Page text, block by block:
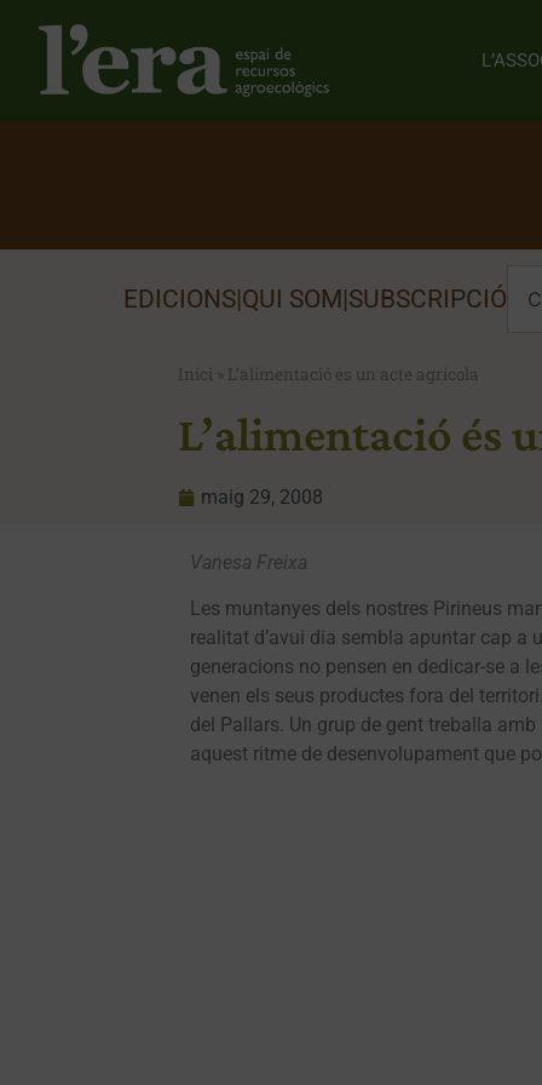
EDICIONS|QUI SOM|SUBSCRIPCIÓ
Inici » L’alimentació és un acte agrícola
L’alimentació és
maig 29, 2008
Vanesa Freixa
Les muntanyes dels nostres Pirineus
realitat d’avui dia sembla apuntar cap a
generacions no pensen en dedicar-se a
venen els seus productes fora del
del Pallars. Un grup de gent treballa
aquest ritme de desenvolupament que